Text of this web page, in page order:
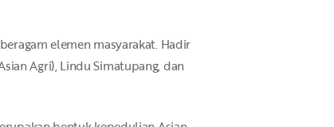
elemen masyarakat. Hadir
Agri), Lindu Simatupang, dan